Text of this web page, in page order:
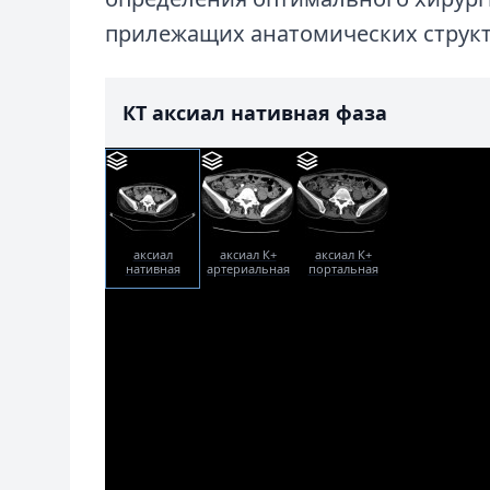
прилежащих анатомических
КТ аксиал нативная фаза
аксиал
нативная
аксиал К+
артериальная
аксиал К+
портальная